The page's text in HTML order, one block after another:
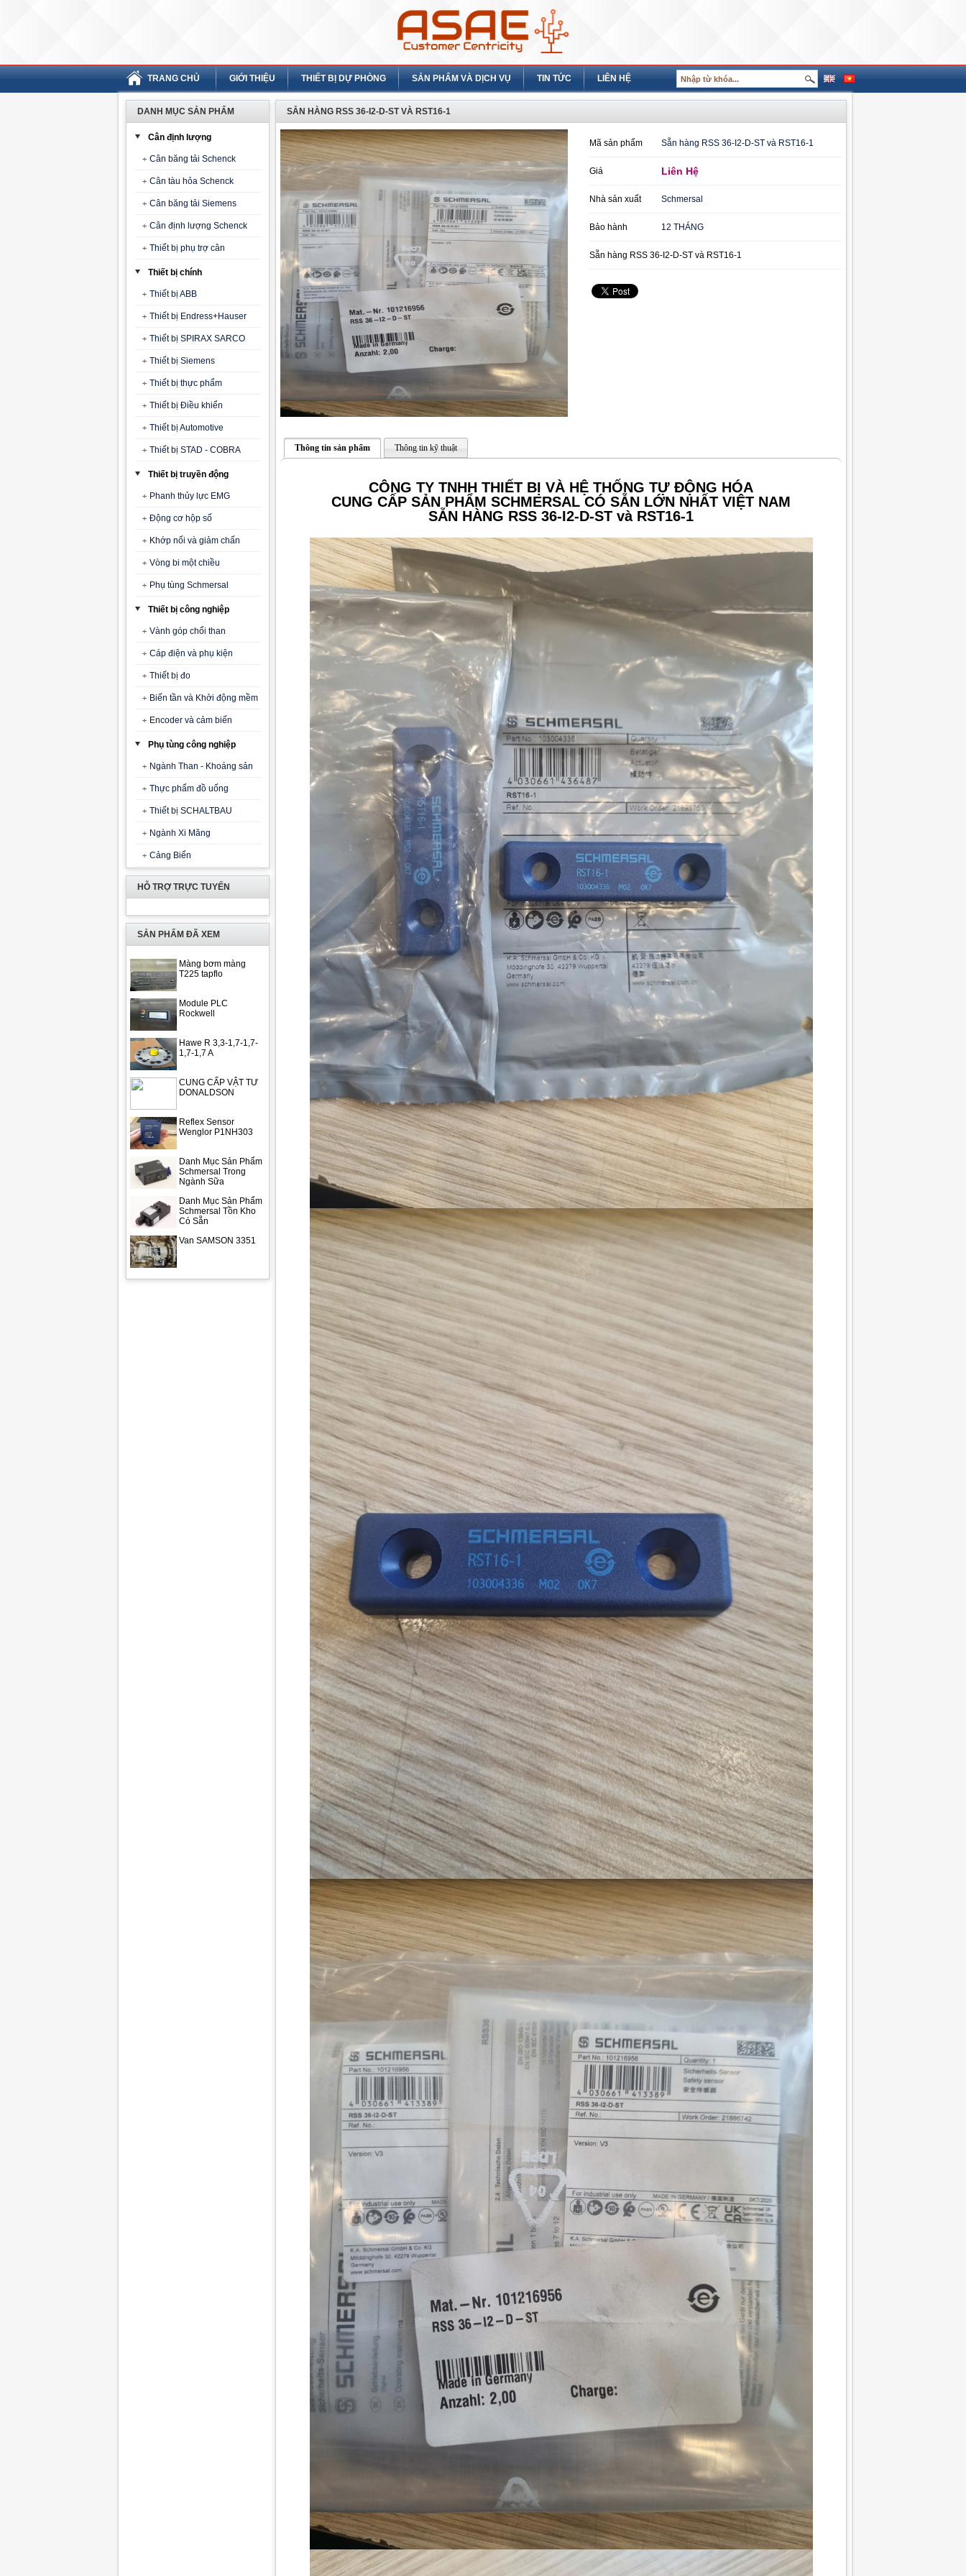
TRANG CHỦ GIỚI THIỆU THIẾT BỊ DỰ PHÒNG SẢN PHẨM VÀ DỊCH VỤ TIN TỨC LIÊN HỆ
DANH MỤC SẢN PHẨM
Cân định lượng
Cân băng tải Schenck
Cân tàu hỏa Schenck
Cân băng tải Siemens
Cân định lượng Schenck
Thiết bị phụ trợ cân
Thiết bị chính
Thiết bị ABB
Thiết bị Endress+Hauser
Thiết bị SPIRAX SARCO
Thiết bị Siemens
Thiết bị thực phẩm
Thiết bị Điều khiển
Thiết bị Automotive
Thiết bị STAD - COBRA
Thiết bị truyền động
Phanh thủy lực EMG
Động cơ hộp số
Khớp nối và giảm chấn
Vòng bi một chiều
Phụ tùng Schmersal
Thiết bị công nghiệp
Vành góp chổi than
Cáp điện và phụ kiện
Thiết bị đo
Biến tần và Khởi động mềm
Encoder và cảm biến
Phụ tùng công nghiệp
Ngành Than - Khoáng sản
Thực phẩm đồ uống
Thiết bị SCHALTBAU
Ngành Xi Măng
Cảng Biển
HỖ TRỢ TRỰC TUYẾN
SẢN PHẨM ĐÃ XEM
Màng bơm màng
T225 tapflo
Module PLC
Rockwell
Hawe R 3,3-1,7-1,7-
1,7-1,7 A
CUNG CẤP VẬT TƯ
DONALDSON
Reflex Sensor
Wenglor P1NH303
Danh Mục Sản Phẩm
Schmersal Trong
Ngành Sữa
Danh Mục Sản Phẩm
Schmersal Tồn Kho
Có Sẵn
Van SAMSON 3351
SẴN HÀNG RSS 36-I2-D-ST VÀ RST16-1
Mã sản phẩm Sẵn hàng RSS 36-I2-D-ST và RST16-1
Giá Liên Hệ
Nhà sản xuất Schmersal
Bảo hành 12 THÁNG
Sẵn hàng RSS 36-I2-D-ST và RST16-1
Thông tin sản phẩm Thông tin kỹ thuật
CÔNG TY TNHH THIẾT BỊ VÀ HỆ THỐNG TỰ ĐỘNG HÓA
CUNG CẤP SẢN PHẨM SCHMERSAL CÓ SẴN LỚN NHẤT VIỆT NAM
SẴN HÀNG RSS 36-I2-D-ST và RST16-1